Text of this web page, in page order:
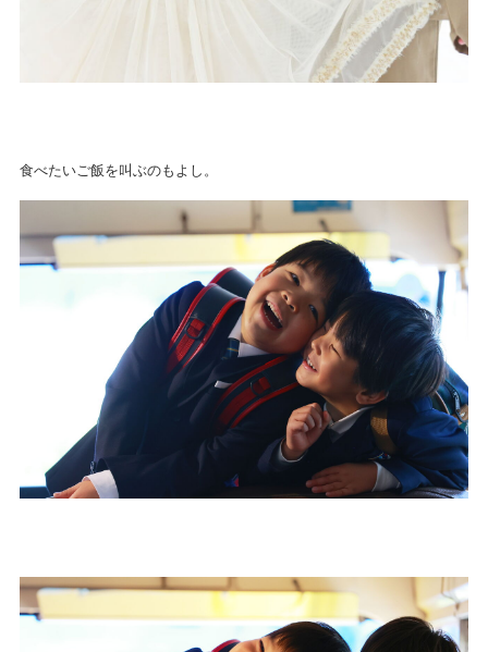
食べたいご飯を叫ぶのもよし。